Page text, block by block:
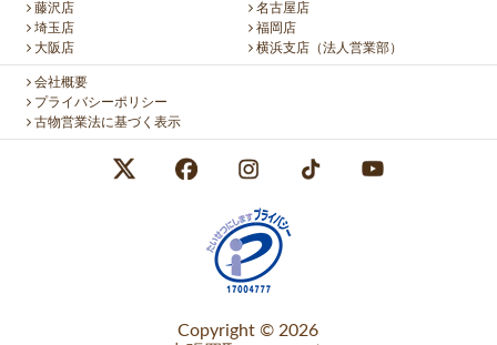
藤沢店
名古屋店
埼玉店
福岡店
大阪店
横浜支店（法人営業部）
会社概要
プライバシーポリシー
古物営業法に基づく表示
Copyright © 2026